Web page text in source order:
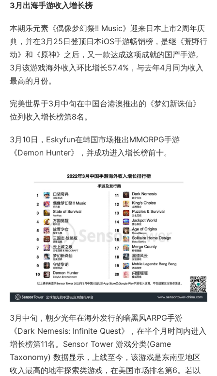
3月出海手游收入增长榜
本期乐元素《偶像梦幻祭!! Music》迎来日本上市2周年庆
典，并在3月25日登顶日本iOS手游畅销榜，是继《荒野行
动》和《原神》之后，又一款达成这项成就的国产手游。
3月该游戏海外收入环比增长57.4%，与去年4月同为收入
最高的月份。
完美世界于3月中旬在中国台港澳推出的《梦幻新诛仙》
位列收入增长榜第8名。
3月10日，Eskyfun在韩国市场推出MMORPG手游
《Demon Hunter》，并成功进入增长榜前十。
3月中旬，朝夕光年在海外发行的暗黑风ARPG手游
《Dark Nemesis: Infinite Quest》，在半个月时间内进入
增长榜第11名。Sensor Tower 游戏分类(Game
Taxonomy) 数据显示，上线至今，该游戏是东南亚地区
收入最高的地牢探索类游戏，在美国市场排名第6。若以